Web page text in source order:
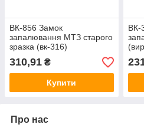
ВК-856 Замок
запалювання МТЗ старого
зразка (вк-316)
310,91 ₴
Купити
ВК-
Про нас